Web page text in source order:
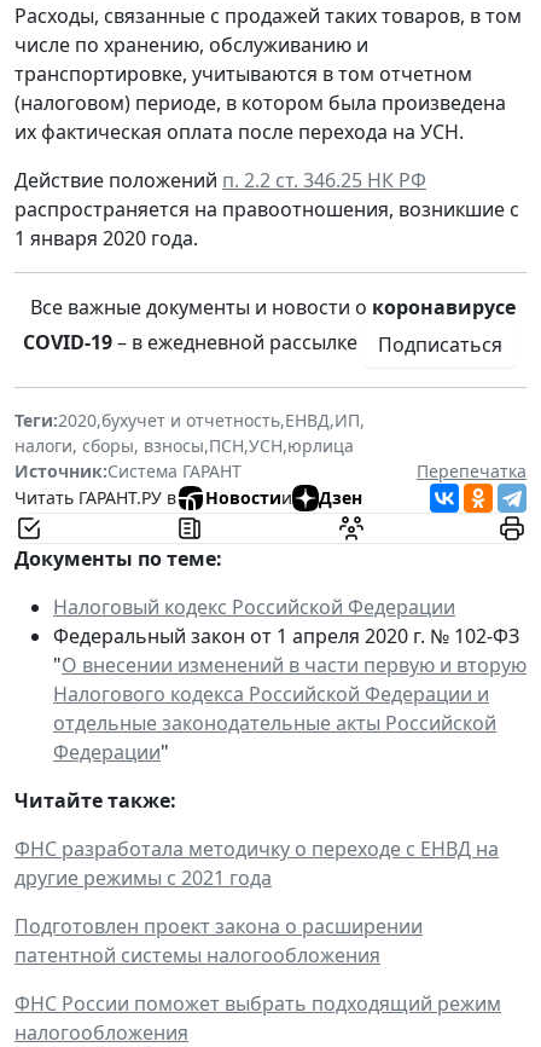
Расходы, связанные с продажей таких товаров, в том
числе по хранению, обслуживанию и
транспортировке, учитываются в том отчетном
(налоговом) периоде, в котором была произведена
их фактическая оплата после перехода на УСН.
Действие положений п. 2.2 ст. 346.25 НК РФ
распространяется на правоотношения, возникшие с
1 января 2020 года.
Все важные документы и новости о коронавирусе
COVID-19– в ежедневной рассылке Подписаться
Теги:2020,бухучет и отчетность,ЕНВД,ИП,
налоги, сборы, взносы,ПСН,УСН,юрлица
Источник:Система ГАРАНТ
Перепечатка
Читать ГАРАНТ.РУ в
Новостии Дзен
Документы по теме:
Налоговый кодекс Российской Федерации
Федеральный закон от 1 апреля 2020 г. № 102-ФЗ
"О внесении изменений в части первую и вторую
Налогового кодекса Российской Федерации и
отдельные законодательные акты Российской
Федерации"
Читайте также:
ФНС разработала методичку о переходе с ЕНВД на
другие режимы с 2021 года
Подготовлен проект закона о расширении
патентной системы налогообложения
ФНС России поможет выбрать подходящий режим
налогообложения